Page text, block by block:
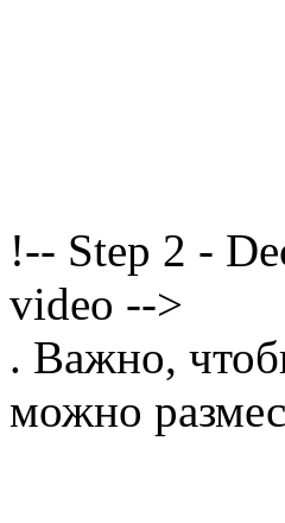
!-- Step 2 -
video -->
. Важно,
можно